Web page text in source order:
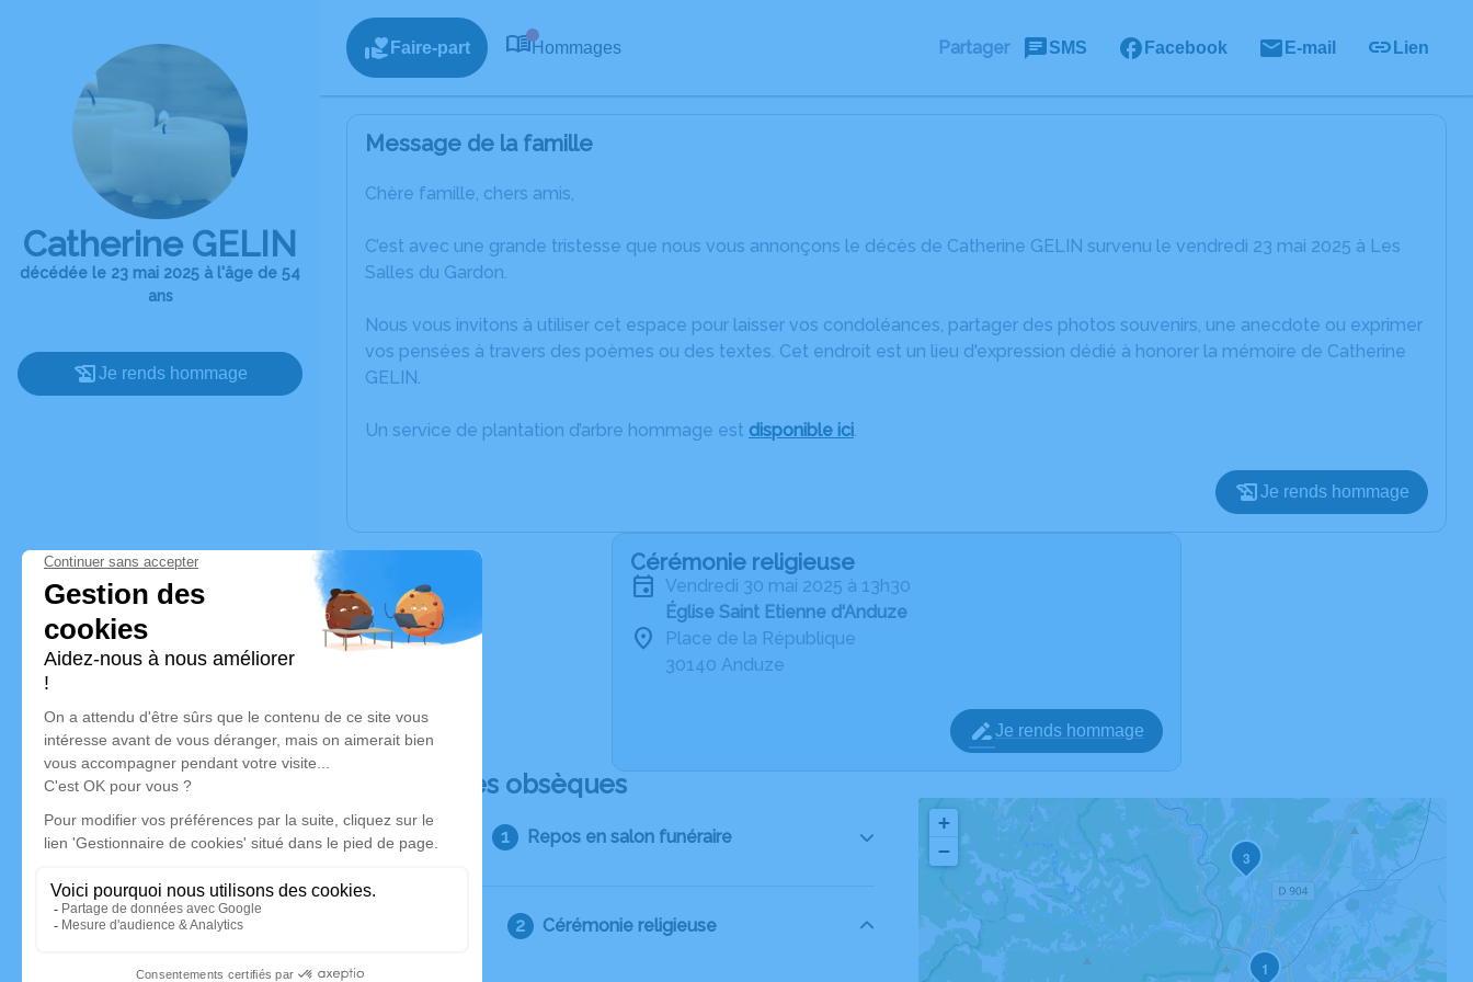
Catherine GELIN
décédée le 23 mai 2025 à l'âge de 54
ans
Je rends hommage
Faire-part Hommages Partager SMS Facebook E-mail Lien
Message de la famille
Chère famille, chers amis,
C’est avec une grande tristesse que nous vous annonçons le décès de Catherine GELIN survenu le vendredi 23 mai 2025 à Les
Salles du Gardon.
Nous vous invitons à utiliser cet espace pour laisser vos condoléances, partager des photos souvenirs, une anecdote ou exprimer
vos pensées à travers des poèmes ou des textes. Cet endroit est un lieu d'expression dédié à honorer la mémoire de Catherine
GELIN.
Un service de plantation d’arbre hommage est disponible ici.
Je rends hommage
Cérémonie religieuse
vendredi 30 mai 2025 à 13h30
Église Saint Etienne d'Anduze
Place de la République
30140 Anduze
Je rends hommage
Déroulé des obsèques
Repos en salon funéraire
Cérémonie religieuse
1
3
+
−